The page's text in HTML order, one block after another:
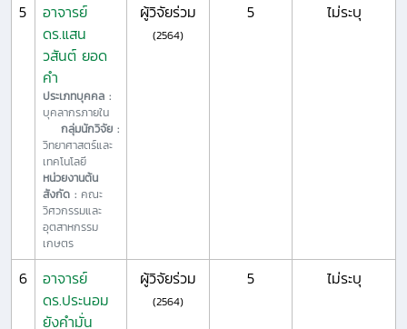
5
อาจารย์
ดร.แสน
วสันต์ ยอด
คำ
ประเภทบุคคล :
บุคลากรภายใน
กลุ่มนักวิจัย :
วิทยาศาสตร์และ
เทคโนโลยี
หน่วยงานต้น
สังกัด : คณะ
วิศวกรรมและ
อุตสาหกรรม
เกษตร
ผู้วิจัยร่วม
(2564)
5 ไม่ระบุ
6
อาจารย์
ดร.ประนอม
ยังคำมั่น
ผู้วิจัยร่วม
(2564)
5 ไม่ระบุ